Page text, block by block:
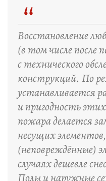
“
Восстановление
(в том числе после
с технического
конструкций. По
устанавливается
и пригодность
пожара делается
несущих
(неповреждённые)
случаях дешевле
Полы и наружные